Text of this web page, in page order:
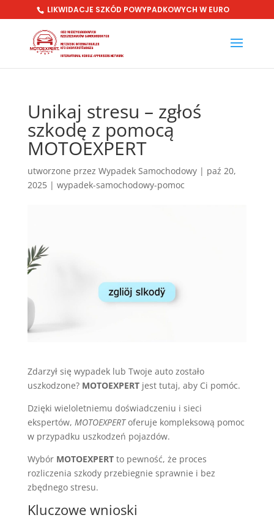
LIKWIDACJE SZKÓD POWYPADKOWYCH W EURO
Unikaj stresu – zgłoś
szkodę z pomocą
MOTOEXPERT
utworzone przez Wypadek Samochodowy| paź 20,
2025| wypadek-samochodowy-pomoc
Zdarzył się wypadek lub Twoje auto zostało
uszkodzone? MOTOEXPERTjest tutaj, aby Ci pomóc.
Dzięki wieloletniemu doświadczeniu i sieci
ekspertów, MOTOEXPERToferuje kompleksową pomoc
w przypadku uszkodzeń pojazdów.
Wybór MOTOEXPERTto pewność, że proces
rozliczenia szkody przebiegnie sprawnie i bez
zbędnego stresu.
Kluczowe wnioski